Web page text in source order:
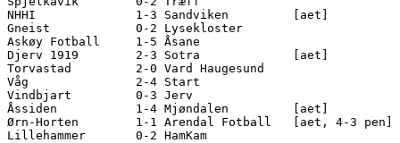
NHHI              1-3 Sandviken         [aet]
Gneist            0-2 Lysekloster
Askøy Fotball     1-5 Åsane
Djerv 1919        2-3 Sotra             [aet]
Torvastad         2-0 Vard Haugesund
Våg               2-4 Start
Vindbjart         0-3 Jerv
Åssiden           1-4 Mjøndalen         [aet]
Ørn-Horten        1-1 Arendal Fotball   [aet, 4-3 pen]
Lillehammer       0-2 HamKam